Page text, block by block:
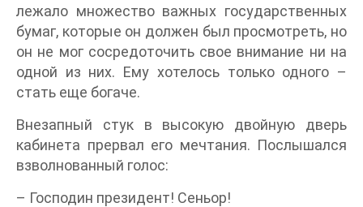
лежало множество важных государственных
бумаг, которые он должен был просмотреть, но
он не мог сосредоточить свое внимание ни на
одной из них. Ему хотелось только одного –
стать еще богаче.
Внезапный стук в высокую двойную дверь
кабинета прервал его мечтания. Послышался
взволнованный голос:
– Господин президент! Сеньор!